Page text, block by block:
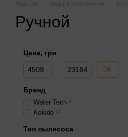
Aqua Life Водные развлечения
Ручной
Цена, грн
От Цена, грн
До Цена, грн OK
Бренд
Water Tech 4
Kokido 11
Тип пылесоса